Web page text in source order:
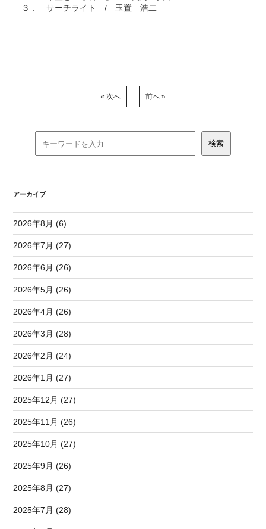
３． サーチライト / 玉置 浩二
« 次へ 前へ »
アーカイブ
2026年8月 (6)
2026年7月 (27)
2026年6月 (26)
2026年5月 (26)
2026年4月 (26)
2026年3月 (28)
2026年2月 (24)
2026年1月 (27)
2025年12月 (27)
2025年11月 (26)
2025年10月 (27)
2025年9月 (26)
2025年8月 (27)
2025年7月 (28)